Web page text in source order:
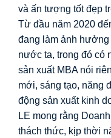
và ấn tượng tốt đẹp
Từ đầu năm 2020
đang làm ảnh hưởng
nước ta, trong đó có
sản xuất MBA nói
mới, sáng tạo, năng
động sản xuất kinh
LE mong rằng
thách thức, kịp thời